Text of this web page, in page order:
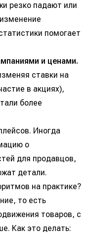
резко падают или
помогает
и ценами.
ставки на
в акциях),
более
Иногда
о
для продавцов,
детали.
на практике?
то есть
товаров, с
Как это делать: